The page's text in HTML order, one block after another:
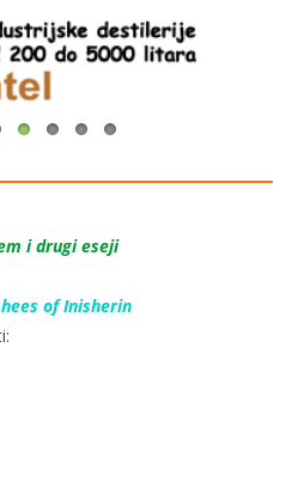
i drugi eseji
of Inisherin